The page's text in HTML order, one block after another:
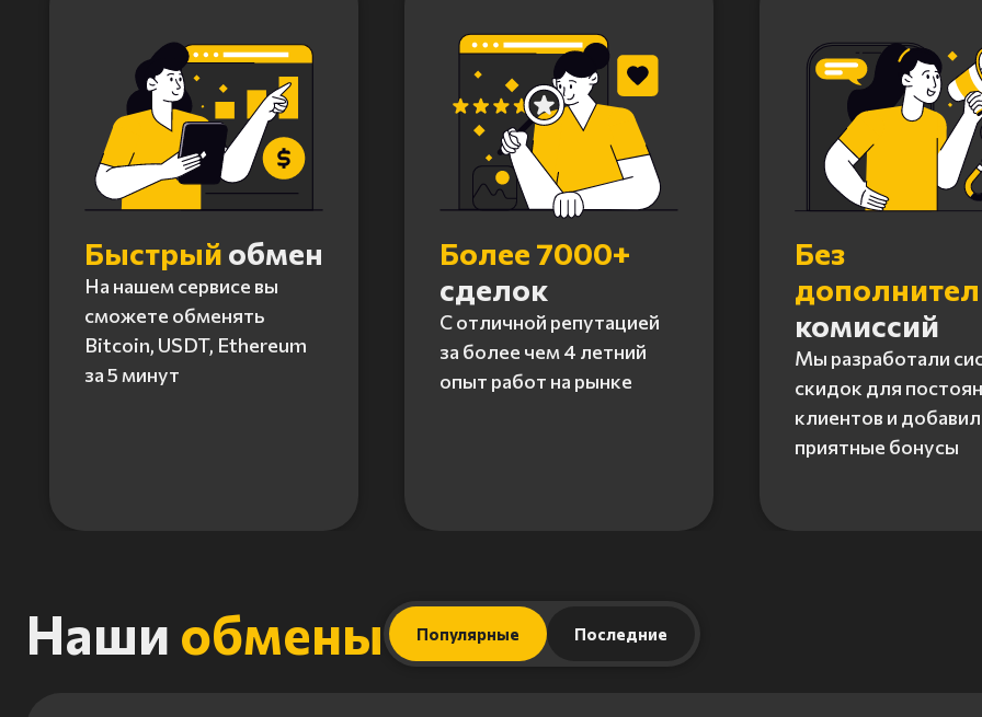
Быстрый обмен
На нашем сервисе вы
сможете обменять
Bitcoin, USDT, Ethereum
за 5 минут
Более 7000+
сделок
С отличной репутацией
за более чем 4 летний
опыт работ на рынке
Без
комиссий
Мы разработали
скидок для
клиентов и
приятные бонусы
Наши обмены Популярные Последние